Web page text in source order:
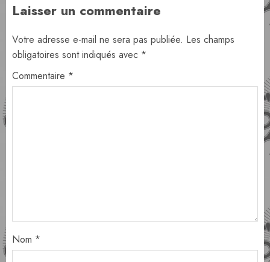
Laisser un commentaire
Votre adresse e-mail ne sera pas publiée. Les champs
obligatoires sont indiqués avec *
Commentaire *
Nom *